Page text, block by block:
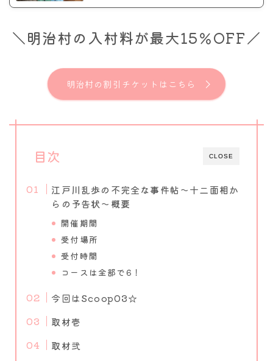
＼明治村の入村料が最大15％OFF／
明治村の割引チケットはこちら
CLOSE
目次
江戸川乱歩の不完全な事件帖～十二面相か
らの予告状～概要
開催期間
受付場所
受付時間
コースは全部で6！
今回はScoop03☆
取材壱
取材弐